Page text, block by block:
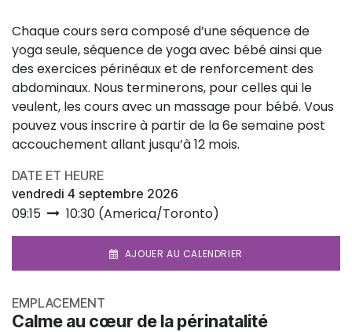
Chaque cours sera composé d’une séquence de
yoga seule, séquence de yoga avec bébé ainsi que
des exercices périnéaux et de renforcement des
abdominaux. Nous terminerons, pour celles qui le
veulent, les cours avec un massage pour bébé. Vous
pouvez vous inscrire à partir de la 6e semaine post
accouchement allant jusqu’à 12 mois.
DATE ET HEURE
vendredi 4 septembre 2026
09:15 10:30 (America/Toronto)
AJOUER AU CALENDRIER
EMPLACEMENT
Calme au cœur de la périnatalité